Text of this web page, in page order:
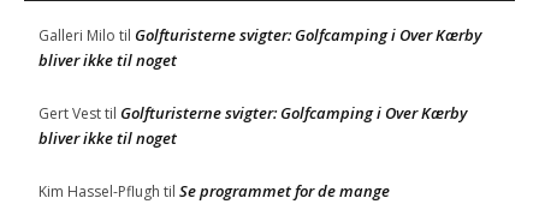
Galleri Milo til Golfturisterne svigter: Golfcamping i Over Kærby
bliver ikke til noget
Gert Vesttil Golfturisterne svigter: Golfcamping i Over Kærby
bliver ikke til noget
Kim Hassel-Pflugh til Se programmet for de mange